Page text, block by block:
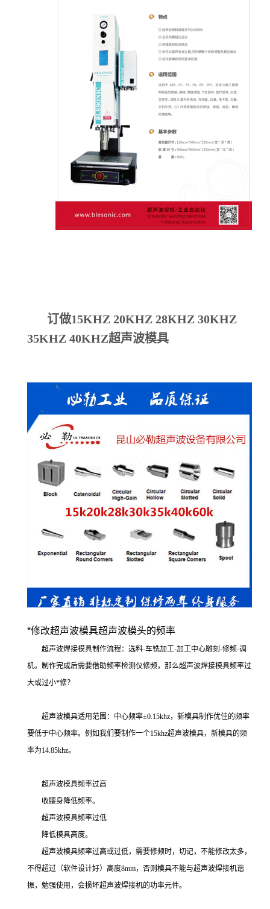
订做15KHZ 20KHZ 28KHZ 30KHZ
35KHZ 40KHZ超声波模具
*修改超声波模具超声波模头的频率
超声波焊接模具制作流程：选料-车铣加工-加工中心雕刻-修频-调
机。制作完成后需要借助频率检测仪修频，那么超声波焊接模具频率过
大或过小*修？
超声波模具适用范围：中心频率±0.15khz，新模具制作优佳的频率
要低于中心频率。例如我们要制作一个15khz超声波模具，新模具的频
率为14.85khz。
超声波模具频率过高
收腰身降低频率。
超声波模具频率过低
降低模具高度。
超声波模具频率过高或过低，需要修频时，切记，不能修改太多，
不得超过（软件设计好）高度8mm，否则模具不能与超声波焊接机谐
振，勉强使用，会损坏超声波焊接机的功率元件。